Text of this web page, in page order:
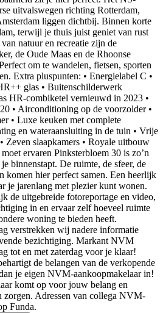
uitvalswegen richting Rotterdam,
liggen dichtbij. Binnen korte
terwijl je thuis juist geniet van rust
natuur en recreatie zijn de
de Oude Maas en de Rhoonse
om te wandelen, fietsen, sporten
Extra pluspunten: • Energielabel C •
glas • Buitenschilderwerk
HR-combiketel vernieuwd in 2023 •
• Airconditioning op de voorzolder •
• Luxe keuken met complete
en wateraansluiting in de tuin • Vrije
Zeven slaapkamers • Royale uitbouw
ervaren Pinksterbloem 30 is zo’n
binnenstapt. De ruimte, de sfeer, de
komen hier perfect samen. Een heerlijk
je jarenlang met plezier kunt wonen.
de uitgebreide fotoreportage en video,
in en ervaar zelf hoeveel ruimte
woning te bieden heeft.
verstrekken wij nadere informatie
bezichtiging. Markant NVM
tot en met zaterdag voor je klaar!
de belangen van de verkopende
je eigen NVM-aankoopmakelaar in!
komt op voor jouw belang en
zorgen. Adressen van collega NVM-
Funda.